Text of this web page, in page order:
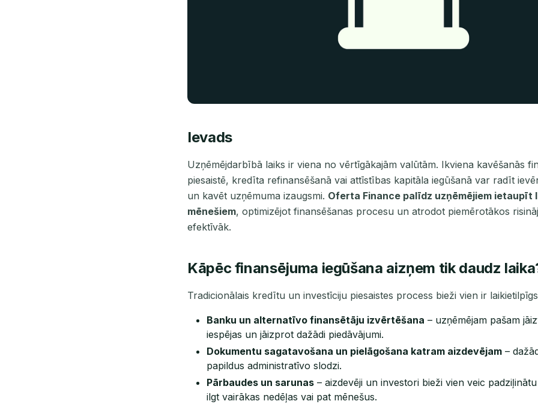
Ievads
Uzņēmējdarbībā laiks ir viena no vērtīgākajām valūtām. Ikviena kavēšanās
piesaistē, kredīta refinansēšanā vai attīstības kapitāla iegūšanā var radīt
un kavēt uzņēmuma izaugsmi. Oferta Finance palīdz uzņēmējiem ietaupīt
mēnešiem, optimizējot finansēšanas procesu un atrodot piemērotākos
efektīvāk.
Kāpēc finansējuma iegūšana aizņem tik daudz
Tradicionālais kredītu un investīciju piesaistes process bieži vien ir
Banku un alternatīvo finansētāju izvērtēšana – uzņēmējam pašam
iespējas un jāizprot dažādi piedāvājumi.
Dokumentu sagatavošana un pielāgošana katram aizdevējam –
papildus administratīvo slodzi.
Pārbaudes un sarunas – aizdevēji un investori bieži vien veic
ilgt vairākas nedēļas vai pat mēnešus.